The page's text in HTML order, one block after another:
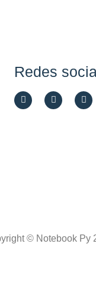
Redes
© Notebook Py